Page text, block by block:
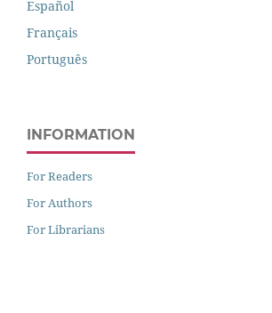
Español
Français
Português
INFORMATION
For Readers
For Authors
For Librarians